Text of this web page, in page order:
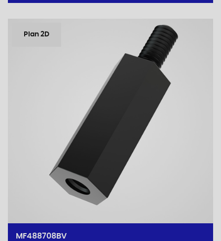
Plan 2D
MF488708BV